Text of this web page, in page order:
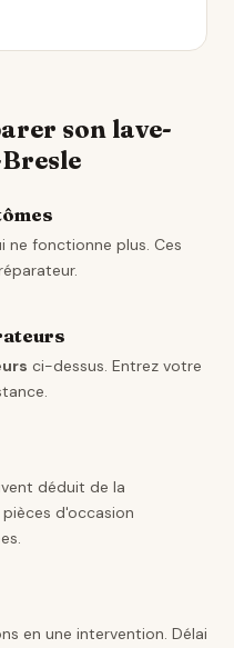
son lave-
ne fonctionne plus. Ces
ci-dessus. Entrez votre
déduit de la
d'occasion
en une intervention. Délai